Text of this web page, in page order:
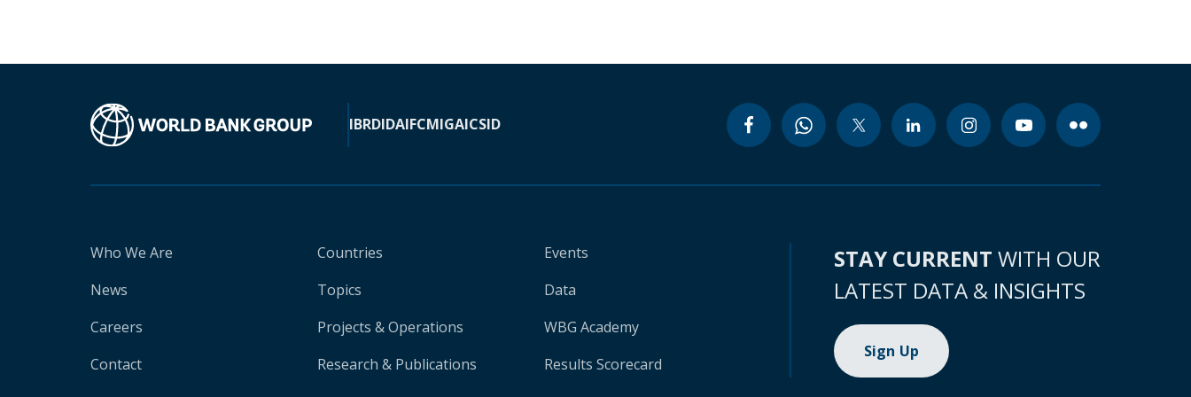
IBRDIDAIFCMIGAICSID
Who We Are
News
Careers
Contact
Countries
Topics
Projects & Operations
Research & Publications
Events
Data
WBG Academy
Results Scorecard
STAY CURRENT WITH OUR
LATEST DATA & INSIGHTS
Sign Up